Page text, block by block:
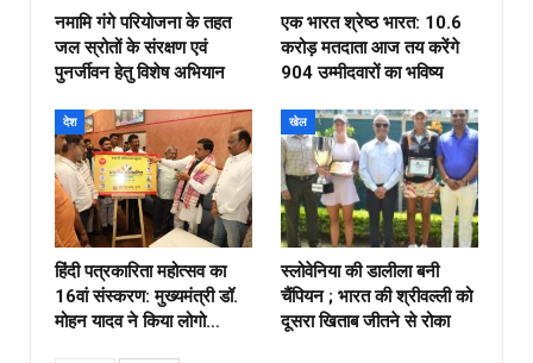
नमामि गंगे परियोजना के तहत
जल स्रोतों के संरक्षण एवं
पुनर्जीवन हेतु विशेष अभियान
एक भारत श्रेष्ठ भारत: 10.6
करोड़ मतदाता आज तय करेंगे
904 उम्मीदवारों का भविष्य
देश
हिंदी पत्रकारिता महोत्सव का
16वां संस्करण: मुख्यमंत्री डॉ.
मोहन यादव ने किया लोगो…
खेल
स्लोवेनिया की डालीला बनी
चैंपियन ; भारत की श्रीवल्ली को
दूसरा खिताब जीतने से रोका